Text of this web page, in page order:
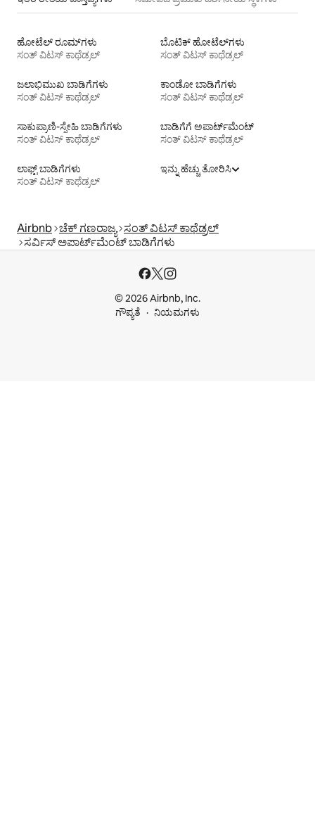
ಹೋಟೆಲ್ ರೂಮ್‌ಗಳು
ಸಂತ್ ವಿಟಸ್ ಕಾಥೆಡ್ರಲ್
ಬೊಟಿಕ್ ಹೋಟೆಲ್‌ಗಳು
ಸಂತ್ ವಿಟಸ್ ಕಾಥೆಡ್ರಲ್
ಜಲಾಭಿಮುಖ ಬಾಡಿಗೆಗಳು
ಸಂತ್ ವಿಟಸ್ ಕಾಥೆಡ್ರಲ್
ಕಾಂಡೋ ಬಾಡಿಗೆಗಳು
ಸಂತ್ ವಿಟಸ್ ಕಾಥೆಡ್ರಲ್
ಸಾಕುಪ್ರಾಣಿ-ಸ್ನೇಹಿ ಬಾಡಿಗೆಗಳು
ಸಂತ್ ವಿಟಸ್ ಕಾಥೆಡ್ರಲ್
ಬಾಡಿಗೆಗೆ ಅಪಾರ್ಟ್‌ಮೆಂಟ್‌
ಸಂತ್ ವಿಟಸ್ ಕಾಥೆಡ್ರಲ್
ಲಾಫ್ಟ್‌ ಬಾಡಿಗೆಗಳು
ಸಂತ್ ವಿಟಸ್ ಕಾಥೆಡ್ರಲ್
ಇನ್ನು ಹೆಚ್ಚು ತೋರಿಸಿ
Airbnb ಚೆಕ್ ಗಣರಾಜ್ಯ ಸಂತ್ ವಿಟಸ್ ಕಾಥೆಡ್ರಲ್
ಸರ್ವಿಸ್ ಅಪಾರ್ಟ್‌ಮೆಂಟ್ ಬಾಡಿಗೆಗಳು
© 2026 Airbnb, Inc.
ಗೌಪ್ಯತೆ
ನಿಯಮಗಳು